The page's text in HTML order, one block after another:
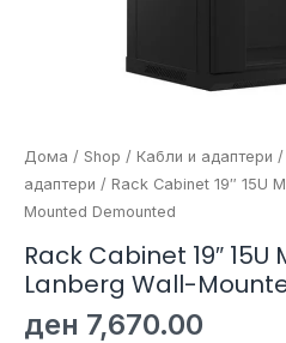
Дома / Shop / Кабли и адаптери /
адаптери / Rack Cabinet 19″ 15U
Mounted Demounted
Rack Cabinet 19″
Lanberg Wall-
ден 7,670.00